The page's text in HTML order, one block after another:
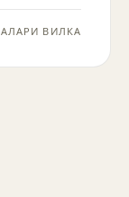
ВИЛКА